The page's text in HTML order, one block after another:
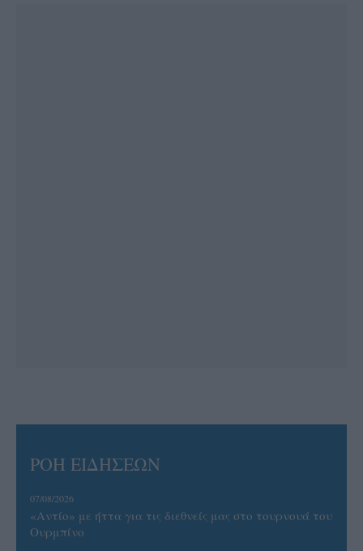
ΡΟΗ ΕΙΔΗΣΕΩΝ
07/08/2026
«Αντίο» με ήττα για τις διεθνείς μας στο τουρνουά του
Ουρμπίνο